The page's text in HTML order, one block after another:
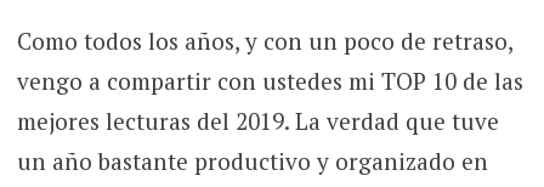
Como todos los años, y con un poco de retraso,
vengo a compartir con ustedes mi TOP 10 de las
mejores lecturas del 2019. La verdad que tuve
un año bastante productivo y organizado en